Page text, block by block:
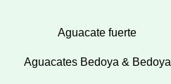
Aguacate fuerte
Aguacates Bedoya & Bedoya